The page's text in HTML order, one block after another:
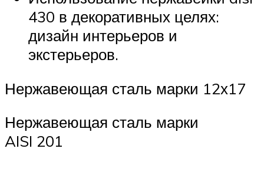
430 в декоративных целях:
дизайн интерьеров и
экстерьеров.
Нержавеющая сталь марки 12х17
Нержавеющая сталь марки
AISI 201